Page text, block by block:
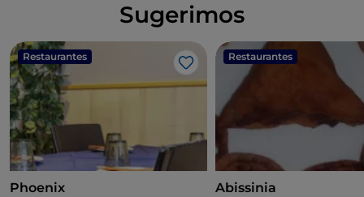
Sugerimos
Restaurantes
Me gusta
Phoenix
Restaurantes
Abissinia